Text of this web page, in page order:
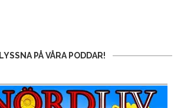
LYSSNA PÅ VÅRA PODDAR!